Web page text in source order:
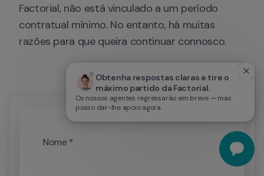
Factorial, não está vinculado a um período
contratual mínimo. No entanto, há muitas
razões para que queira continuar connosco.
Nome *
Obtenha respostas claras e tire o
máximo partido da Factorial.
Os nossos agentes regressarão em breve — mas
posso dar-lhe apoio agora.